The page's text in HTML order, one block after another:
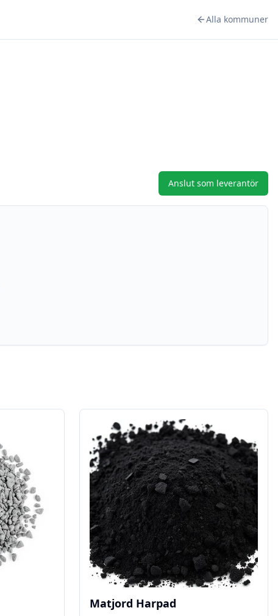
Alla kommuner
Anslut som leverantör
Matjord Harpad